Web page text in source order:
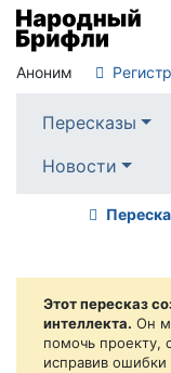
Аноним
Пересказы
Новости
Этот пересказ
интеллекта. Он
помочь проекту,
исправив ошибки